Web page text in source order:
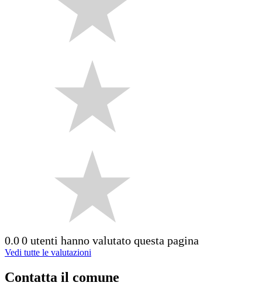
0.00 utenti hanno valutato questa pagina
Vedi tutte le valutazioni
Contatta il comune